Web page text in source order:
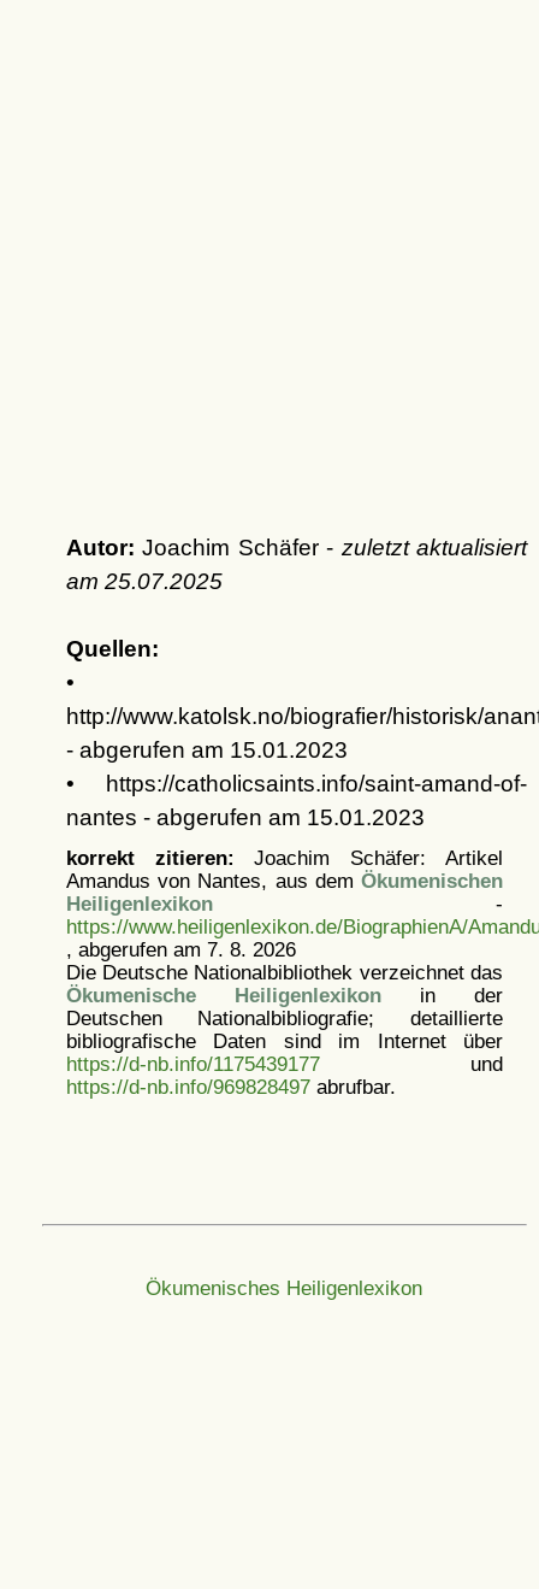
Autor: Joachim Schäfer - zuletzt aktualisiert
am 25.07.2025
Quellen:
•
http://www.katolsk.no/biografier/historisk/
- abgerufen am 15.01.2023
• https://catholicsaints.info/saint-amand-of-
nantes - abgerufen am 15.01.2023
korrekt zitieren: Joachim Schäfer: Artikel
Amandus von Nantes, aus dem Ökumenischen
Heiligenlexikon-
https://www.heiligenlexikon.de/BiographienA/
, abgerufen am 7. 8. 2026
Die Deutsche Nationalbibliothek verzeichnet das
Ökumenische Heiligenlexikonin der
Deutschen Nationalbibliografie; detaillierte
bibliografische Daten sind im Internet über
https://d-nb.info/1175439177und
https://d-nb.info/969828497abrufbar.
Ökumenisches Heiligenlexikon